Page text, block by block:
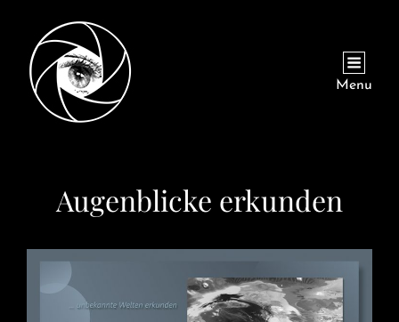
Menu
Augenblicke erkunden